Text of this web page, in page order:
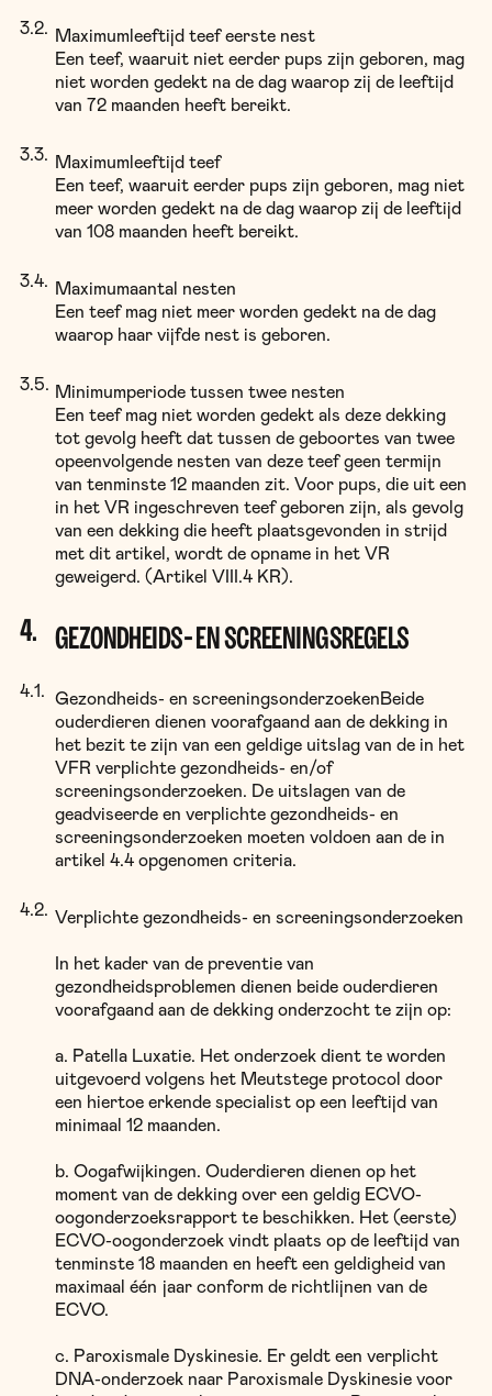
Maximumleeftijd teef eerste nest
Een teef, waaruit niet eerder pups zijn geboren, mag
niet worden gedekt na de dag waarop zij de leeftijd
van 72 maanden heeft bereikt.
Maximumleeftijd teef
Een teef, waaruit eerder pups zijn geboren, mag niet
meer worden gedekt na de dag waarop zij de leeftijd
van 108 maanden heeft bereikt.
Maximumaantal nesten
Een teef mag niet meer worden gedekt na de dag
waarop haar vijfde nest is geboren.
Minimumperiode tussen twee nesten
Een teef mag niet worden gedekt als deze dekking
tot gevolg heeft dat tussen de geboortes van twee
opeenvolgende nesten van deze teef geen termijn
van tenminste 12 maanden zit. Voor pups, die uit een
in het VR ingeschreven teef geboren zijn, als gevolg
van een dekking die heeft plaatsgevonden in strijd
met dit artikel, wordt de opname in het VR
geweigerd. (Artikel VIII.4 KR).
GEZONDHEIDS- EN SCREENINGSREGELS
Gezondheids- en screeningsonderzoekenBeide
ouderdieren dienen voorafgaand aan de dekking in
het bezit te zijn van een geldige uitslag van de in het
VFR verplichte gezondheids- en/of
screeningsonderzoeken. De uitslagen van de
geadviseerde en verplichte gezondheids- en
screeningsonderzoeken moeten voldoen aan de in
artikel 4.4 opgenomen criteria.
Verplichte gezondheids- en screeningsonderzoeken
In het kader van de preventie van
gezondheidsproblemen dienen beide ouderdieren
voorafgaand aan de dekking onderzocht te zijn op:
a. Patella Luxatie. Het onderzoek dient te worden
uitgevoerd volgens het Meutstege protocol door
een hiertoe erkende specialist op een leeftijd van
minimaal 12 maanden.
b. Oogafwijkingen. Ouderdieren dienen op het
moment van de dekking over een geldig ECVO-
oogonderzoeksrapport te beschikken. Het (eerste)
ECVO-oogonderzoek vindt plaats op de leeftijd van
tenminste 18 maanden en heeft een geldigheid van
maximaal één jaar conform de richtlijnen van de
ECVO.
c. Paroxismale Dyskinesie. Er geldt een verplicht
DNA-onderzoek naar Paroxismale Dyskinesie voor